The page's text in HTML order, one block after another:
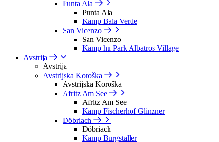
Punta Ala
Punta Ala
Kamp Baia Verde
San Vicenzo
San Vicenzo
Kamp hu Park Albatros Village
Avstrija
Avstrija
Avstrijska Koroška
Avstrijska Koroška
Afritz Am See
Afritz Am See
Kamp Fischerhof Glinzner
Döbriach
Döbriach
Kamp Burgstaller